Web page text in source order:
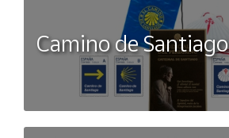
Camino de Santiago